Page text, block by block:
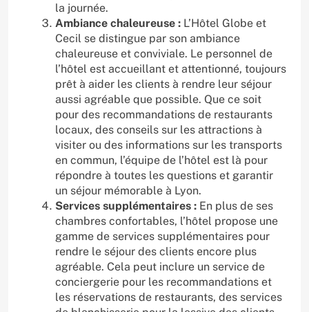
la journée.
Ambiance chaleureuse : L’Hôtel Globe et
Cecil se distingue par son ambiance
chaleureuse et conviviale. Le personnel de
l’hôtel est accueillant et attentionné, toujours
prêt à aider les clients à rendre leur séjour
aussi agréable que possible. Que ce soit
pour des recommandations de restaurants
locaux, des conseils sur les attractions à
visiter ou des informations sur les transports
en commun, l’équipe de l’hôtel est là pour
répondre à toutes les questions et garantir
un séjour mémorable à Lyon.
Services supplémentaires : En plus de ses
chambres confortables, l’hôtel propose une
gamme de services supplémentaires pour
rendre le séjour des clients encore plus
agréable. Cela peut inclure un service de
conciergerie pour les recommandations et
les réservations de restaurants, des services